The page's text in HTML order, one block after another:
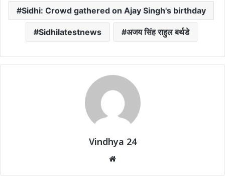
Sidhi: Crowd gathered on Ajay Singh's birthday
Sidhilatestnews अजय सिंह राहुल बर्थडे
Vindhya 24